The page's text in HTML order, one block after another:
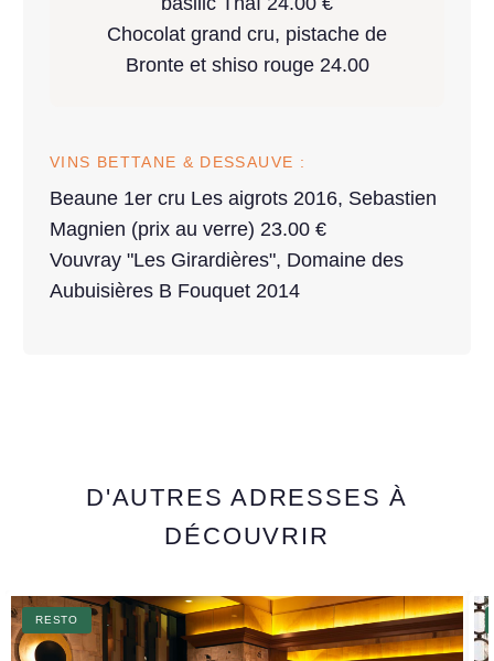
Chocolat grand cru, pistache de
Bronte et shiso rouge 24.00
VINS BETTANE & DESSAUVE :
Beaune 1er cru Les aigrots 2016, Sebastien
Magnien (prix au verre) 23.00 €
Vouvray "Les Girardières", Domaine des
Aubuisières B Fouquet 2014
D'AUTRES ADRESSES À
DÉCOUVRIR
RESTO